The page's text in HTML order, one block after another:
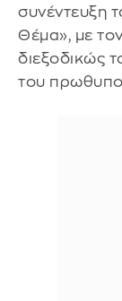
συνέντευξη
Θέμα», με
διεξοδικώς
του